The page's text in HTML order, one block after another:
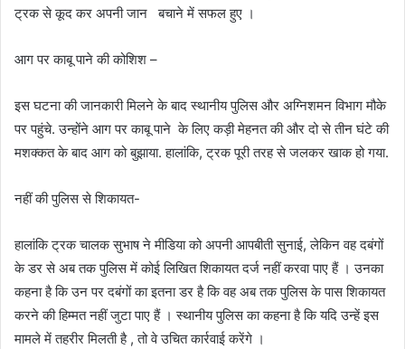
ट्रक से कूद कर अपनी जान बचाने में सफल हुए ।
आग पर काबू पाने की कोशिश –
इस घटना की जानकारी मिलने के बाद स्थानीय पुलिस और अग्निशमन विभाग मौके
पर पहुंचे. उन्होंने आग पर काबू पाने के लिए कड़ी मेहनत की और दो से तीन घंटे की
मशक्कत के बाद आग को बुझाया. हालांकि, ट्रक पूरी तरह से जलकर खाक हो गया.
नहीं की पुलिस से शिकायत-
हालांकि ट्रक चालक सुभाष ने मीडिया को अपनी आपबीती सुनाई, लेकिन वह दबंगों
के डर से अब तक पुलिस में कोई लिखित शिकायत दर्ज नहीं करवा पाए हैं । उनका
कहना है कि उन पर दबंगों का इतना डर है कि वह अब तक पुलिस के पास शिकायत
करने की हिम्मत नहीं जुटा पाए हैं । स्थानीय पुलिस का कहना है कि यदि उन्हें इस
मामले में तहरीर मिलती है , तो वे उचित कार्रवाई करेंगे ।